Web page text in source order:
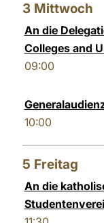
3 Mittwoch
An die
Colleges and
09:00
10:00
5 Freitag
An die